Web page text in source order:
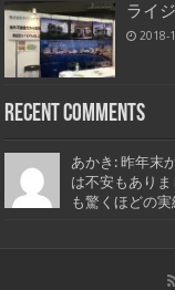
ライ
2018-
Recent Comments
あかき: 昨年末
は不安もあり
も驚くほどの